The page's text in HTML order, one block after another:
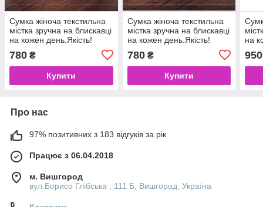
Сумка жіноча текстильна
містка зручна на блискавці
на кожен день.Якість!
780 ₴
Купити
Сумка жіноча текстильна
містка зручна на блискавці
на кожен день.Якість!
780₴
Купити
на
950
Про нас
97% позитивних з 183 відгуків за рік
Працює з 06.04.2018
м. Вишгород
вул.Борисо Глібська , 111 Б, Вишгород, Україна